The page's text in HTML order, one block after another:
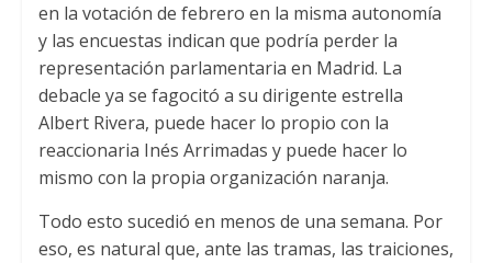
en la votación de febrero en la misma autonomía
y las encuestas indican que podría perder la
representación parlamentaria en Madrid. La
debacle ya se fagocitó a su dirigente estrella
Albert Rivera, puede hacer lo propio con la
reaccionaria Inés Arrimadas y puede hacer lo
mismo con la propia organización naranja.
Todo esto sucedió en menos de una semana. Por
eso, es natural que, ante las tramas, las traiciones,